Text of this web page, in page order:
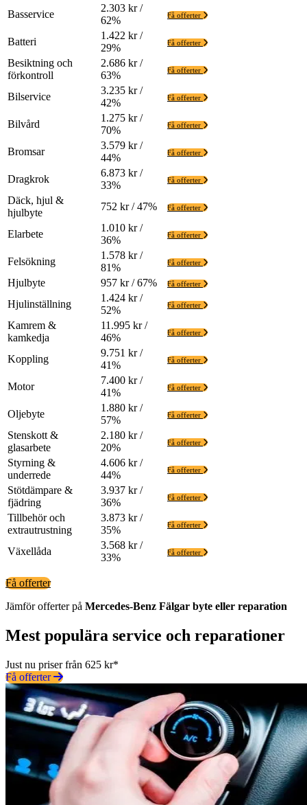
Basservice
2.303 kr /
62%
Få offerter
Batteri
1.422 kr /
29%
Få offerter
Besiktning och
förkontroll
2.686 kr /
63%
Få offerter
Bilservice
3.235 kr /
42%
Få offerter
Bilvård
1.275 kr /
70%
Få offerter
Bromsar
3.579 kr /
44%
Få offerter
Dragkrok
6.873 kr /
33%
Få offerter
Däck, hjul &
hjulbyte
752 kr / 47% Få offerter
Elarbete
1.010 kr /
36%
Få offerter
Felsökning
1.578 kr /
81%
Få offerter
Hjulbyte 957 kr / 67% Få offerter
Hjulinställning
1.424 kr /
52%
Få offerter
Kamrem &
kamkedja
11.995 kr /
46%
Få offerter
Koppling
9.751 kr /
41%
Få offerter
Motor
7.400 kr /
41%
Få offerter
Oljebyte
1.880 kr /
57%
Få offerter
Stenskott &
glasarbete
2.180 kr /
20%
Få offerter
Styrning &
underrede
4.606 kr /
44%
Få offerter
Stötdämpare &
fjädring
3.937 kr /
36%
Få offerter
Tillbehör och
extrautrustning
3.873 kr /
35%
Få offerter
Växellåda
3.568 kr /
33%
Få offerter
Få offerter
Jämför offerter på Mercedes-Benz Fälgar byte eller reparation
Mest populära service och reparationer
Just nu priser från 625 kr*
Få offerter